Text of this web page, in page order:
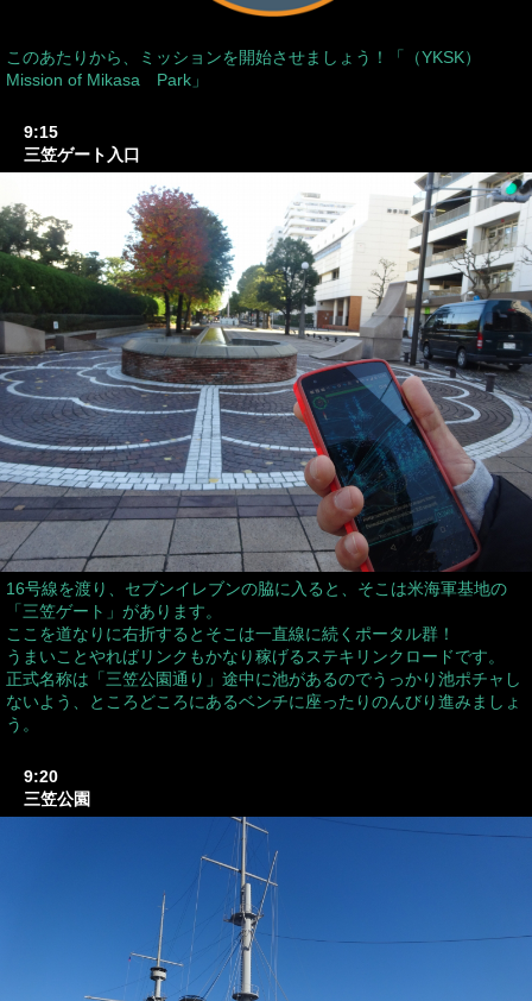
このあたりから、ミッションを開始させましょう！「（YKSK）
Mission of Mikasa Park」
9:15
三笠ゲート入口
16号線を渡り、セブンイレブンの脇に入ると、そこは米海軍基地の
「三笠ゲート」があります。
ここを道なりに右折するとそこは一直線に続くポータル群！
うまいことやればリンクもかなり稼げるステキリンクロードです。
正式名称は「三笠公園通り」途中に池があるのでうっかり池ポチャし
ないよう、ところどころにあるベンチに座ったりのんびり進みましょ
う。
9:20
三笠公園